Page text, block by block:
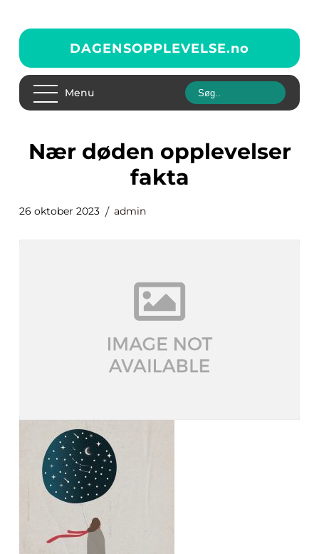
DAGENSOPPLEVELSE.no
Menu
nær døden opplevelser
fakta
26 oktober 2023 admin